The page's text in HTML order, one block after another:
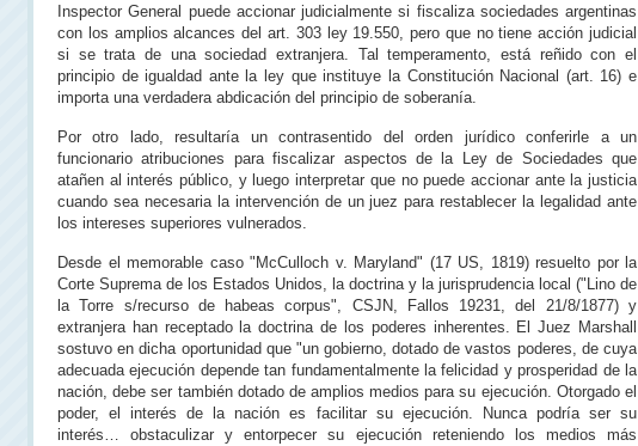
Inspector General puede accionar judicialmente si fiscaliza sociedades argentinas
con los amplios alcances del art. 303 ley 19.550, pero que no tiene acción judicial
si se trata de una sociedad extranjera. Tal temperamento, está reñido con el
principio de igualdad ante la ley que instituye la Constitución Nacional (art. 16) e
importa una verdadera abdicación del principio de soberanía.
Por otro lado, resultaría un contrasentido del orden jurídico conferirle a un
funcionario atribuciones para fiscalizar aspectos de la Ley de Sociedades que
atañen al interés público, y luego interpretar que no puede accionar ante la justicia
cuando sea necesaria la intervención de un juez para restablecer la legalidad ante
los intereses superiores vulnerados.
Desde el memorable caso "McCulloch v. Maryland" (17 US, 1819) resuelto por la
Corte Suprema de los Estados Unidos, la doctrina y la jurisprudencia local ("Lino de
la Torre s/recurso de habeas corpus", CSJN, Fallos 19231, del 21/8/1877) y
extranjera han receptado la doctrina de los poderes inherentes. El Juez Marshall
sostuvo en dicha oportunidad que "un gobierno, dotado de vastos poderes, de cuya
adecuada ejecución depende tan fundamentalmente la felicidad y prosperidad de la
nación, debe ser también dotado de amplios medios para su ejecución. Otorgado el
poder, el interés de la nación es facilitar su ejecución. Nunca podría ser su
interés… obstaculizar y entorpecer su ejecución reteniendo los medios más